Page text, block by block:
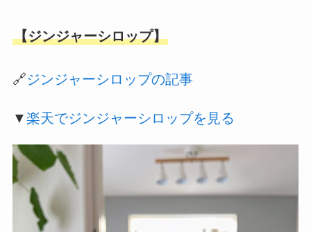
【ジンジャーシロップ】
🔗ジンジャーシロップの記事
▼楽天でジンジャーシロップを見る